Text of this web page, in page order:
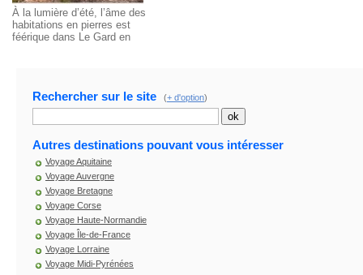
À la lumière d’été, l’âme des
habitations en pierres est
féérique dans Le Gard en
Rechercher sur le site (+ d'option)
Autres destinations pouvant vous intéresser
Voyage Aquitaine
Voyage Auvergne
Voyage Bretagne
Voyage Corse
Voyage Haute-Normandie
Voyage Île-de-France
Voyage Lorraine
Voyage Midi-Pyrénées